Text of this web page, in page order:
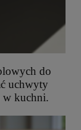
do
uchwyty
w kuchni.